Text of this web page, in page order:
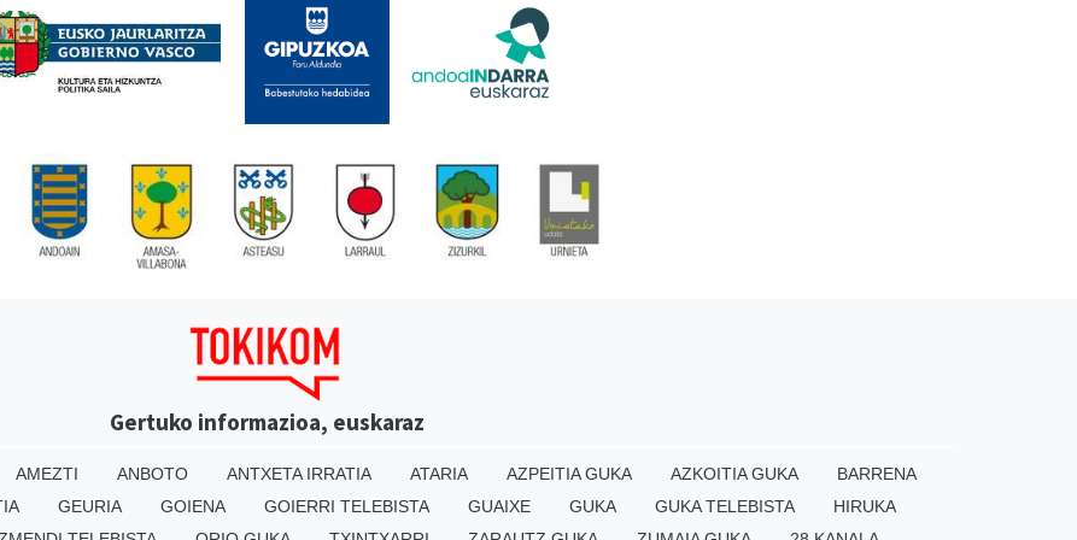
Gertuko informazioa, euskaraz
AMEZTI ANBOTO ANTXETA IRRATIA ATARIA AZPEITIA GUKA AZKOITIA GUKA
BARRENA
GEURIA GOIENA GOIERRI TELEBISTA GUAIXE GUKA GUKA TELEBISTA
HIRUKA